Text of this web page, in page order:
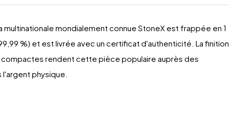
mondialement connue StoneX est frappée en 1
%) et est livrée avec un certificat d'authenticité. La finition
compactes rendent cette pièce populaire auprès des
l'argent physique.